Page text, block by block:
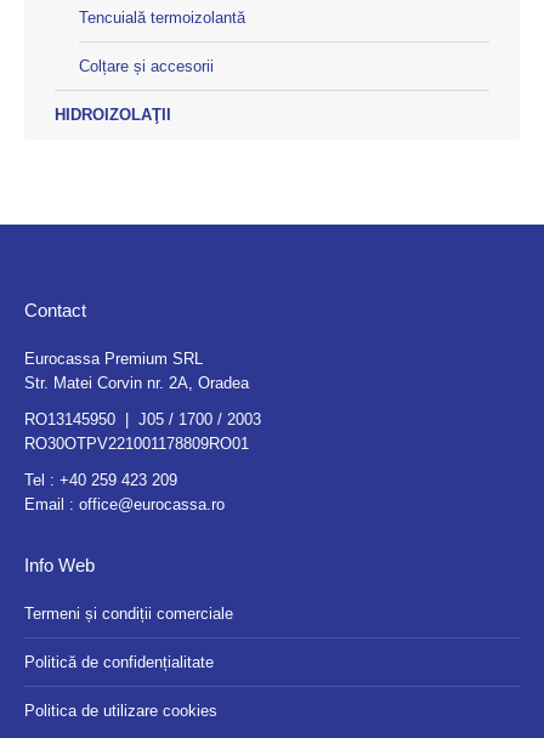
Tencuială termoizolantă
Colțare și accesorii
HIDROIZOLAŢII
Contact
Eurocassa Premium SRL
Str. Matei Corvin nr. 2A, Oradea
RO13145950 | J05 / 1700 / 2003
RO30OTPV221001178809RO01
Tel : +40 259 423 209
Email : office@eurocassa.ro
Info Web
Termeni și condiții comerciale
Politică de confidențialitate
Politica de utilizare cookies